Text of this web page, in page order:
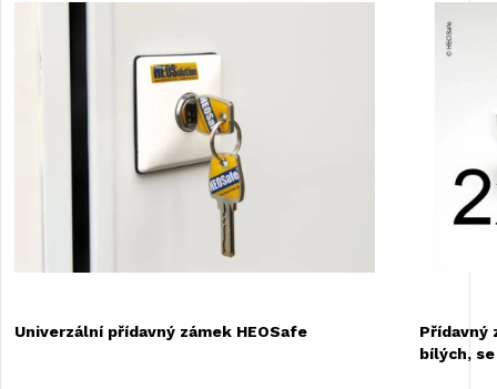
Univerzální přídavný zámek HEOSafe
Přídavný
bílých,